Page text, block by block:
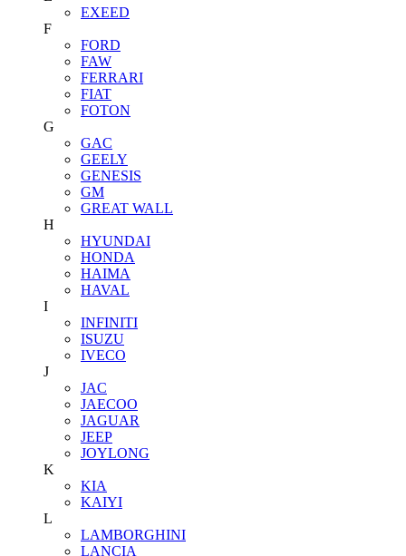
EXEED
F
FORD
FAW
FERRARI
FIAT
FOTON
G
GAC
GEELY
GENESIS
GM
GREAT WALL
H
HYUNDAI
HONDA
HAIMA
HAVAL
I
INFINITI
ISUZU
IVECO
J
JAC
JAECOO
JAGUAR
JEEP
JOYLONG
K
KIA
KAIYI
L
LAMBORGHINI
LANCIA